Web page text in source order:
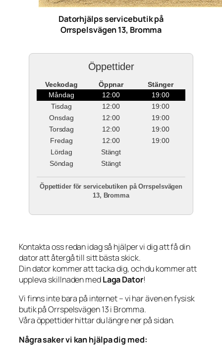
Datorhjälps servicebutik på
Orrspelsvägen 13, Bromma
Öppettider
Veckodag Öppnar
Stänger
Måndag
12:00
19:00
Tisdag
12:00
19:00
Onsdag
12:00
19:00
Torsdag
12:00
19:00
Fredag
12:00
19:00
Lördag
Stängt
Söndag
Stängt
Öppettider för servicebutiken på Orrspelsvägen
13, Bromma
Kontakta oss redan idag så hjälper vi dig att få din
dator att återgå till sitt bästa skick.
Din dator kommer att tacka dig, och du kommer att
uppleva skillnaden medLaga Dator!
Vi finns inte bara på internet – vi har även en fysisk
butik på Orrspelsvägen 13 i Bromma.
Våra öppettider hittar du längre ner på sidan.
Några saker vi kan hjälpa dig med: